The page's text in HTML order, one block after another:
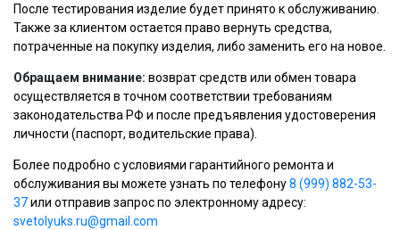
После тестирования изделие будет принято к обслуживанию.
Также за клиентом остается право вернуть средства,
потраченные на покупку изделия, либо заменить его на новое.
Обращаем внимание: возврат средств или обмен товара
осуществляется в точном соответствии требованиям
законодательства РФ и после предъявления удостоверения
личности (паспорт, водительские права).
Более подробно с условиями гарантийного ремонта и
обслуживания вы можете узнать по телефону8 (999) 882-53-
37или отправив запрос по электронному адресу:
svetolyuks.ru@gmail.com